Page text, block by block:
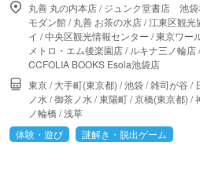
丸善 丸の内本店/ジュンク堂書店 池袋
モダン館/丸善 お茶の水店/江東区観光
イ /中央区観光情報センター /東京ワー
メトロ・エム後楽園店/ ルキナ三ノ輪店
CCFOLIA BOOKS Esola池袋店
東京/大手町(東京都) /池袋/雑司が谷 /
ノ水 /御茶ノ水 /東陽町/京橋(東京都) /
ノ輪橋/浅草
体験・遊び
謎解き・脱出ゲーム